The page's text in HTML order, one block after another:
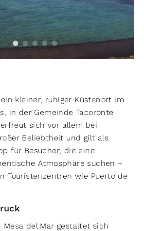
kleiner, ruhiger Küstenort im
in der Gemeinde Tacoronte
sich vor allem bei
Beliebtheit und gilt als
für Besucher, die eine
Atmosphäre suchen –
Touristenzentren wie Puerto de
Mesa del Mar gestaltet sich